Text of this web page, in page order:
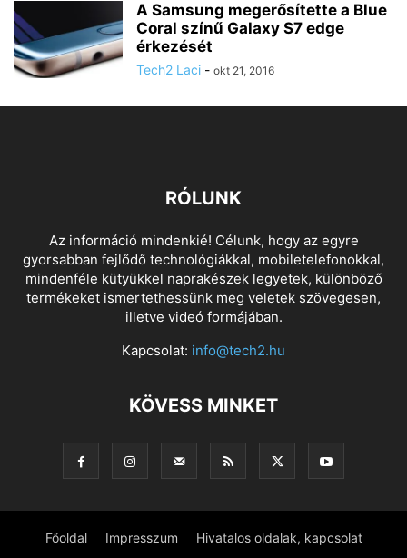
A Samsung megerősítette a Blue
Coral színű Galaxy S7 edge
érkezését
Tech2 Laci - okt 21, 2016
RÓLUNK
Az információ mindenkié! Célunk, hogy az egyre
gyorsabban fejlődő technológiákkal, mobiletelefonokkal,
mindenféle kütyükkel naprakészek legyetek, különböző
termékeket ismertethessünk meg veletek szövegesen,
illetve videó formájában.
Kapcsolat: info@tech2.hu
KÖVESS MINKET
Főoldal Impresszum Hivatalos oldalak, kapcsolat